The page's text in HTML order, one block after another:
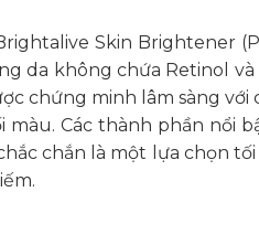
Skin Brightener
da không chứa Retinol
chứng minh lâm sàng với
Các thành phần nổi
chắn là một lựa chọn